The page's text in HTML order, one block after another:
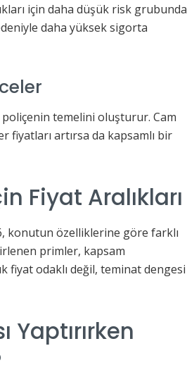
için daha düşük risk grubunda
daha yüksek sigorta
poliçenin temelini oluşturur. Cam
fiyatları artırsa da kapsamlı bir
Fiyat Aralıkları
konutun özelliklerine göre farklı
primler, kapsam
fiyat odaklı değil, teminat dengesi